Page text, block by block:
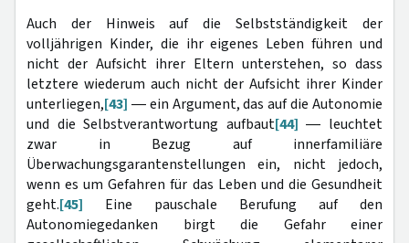
Auch der Hinweis auf die Selbstständigkeit der
volljährigen Kinder, die ihr eigenes Leben führen und
nicht der Aufsicht ihrer Eltern unterstehen, so dass
letztere wiederum auch nicht der Aufsicht ihrer Kinder
unterliegen,[43] ― ein Argument, das auf die Autonomie
und die Selbstverantwortung aufbaut[44] ― leuchtet
zwar in Bezug auf innerfamiliäre
Überwachungsgarantenstellungen ein, nicht jedoch,
wenn es um Gefahren für das Leben und die Gesundheit
geht.[45] Eine pauschale Berufung auf den
Autonomiegedanken birgt die Gefahr einer